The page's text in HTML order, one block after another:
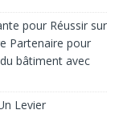
pour Réussir sur
Partenaire pour
bâtiment avec
Levier